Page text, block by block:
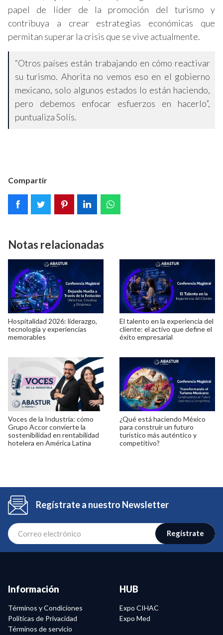
papel de líder de la promoción del turismo y
contribuya a crear estrategias económicas que
permitan superar la crisis que se vive actualmente.
“Otros países están trabajando en cómo reactivar
su turismo. Ahorita no vemos eso en el gobierno
mexicano, solo algunos estados lo están haciendo,
pero debemos enfocar esfuerzos en hacerlo”,
puntualiza Solís.
Compartir
Notas relacionadas
Hospitalidad 2026: liderazgo,
tecnología y experiencias
memorables
El talento en la experiencia del
cliente: el activo que define el
éxito empresarial
Voces de la Industria: cómo
Grupo Accor convierte la
sostenibilidad en rentabilidad
hotelera en América Latina
¿Qué está haciendo México
para construir un futuro
turístico más auténtico y
competitivo?
Regístrate a nuestro Newsletter
Regístrate
Información
Términos y Condiciones
Politicas de Privacidad
Términos de servicio
HUB
Expo CIHAC
Expo Med